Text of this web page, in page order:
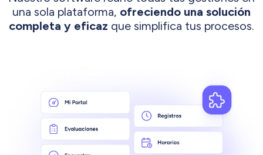
una sola plataforma, ofreciendo una solución
completa y eficaz que simplifica tus procesos.